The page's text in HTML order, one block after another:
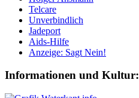
Telcare
Unverbindlich
Jadeport
Aids-Hilfe
Anzeige: Sagt Nein!
Informationen und Kultur: